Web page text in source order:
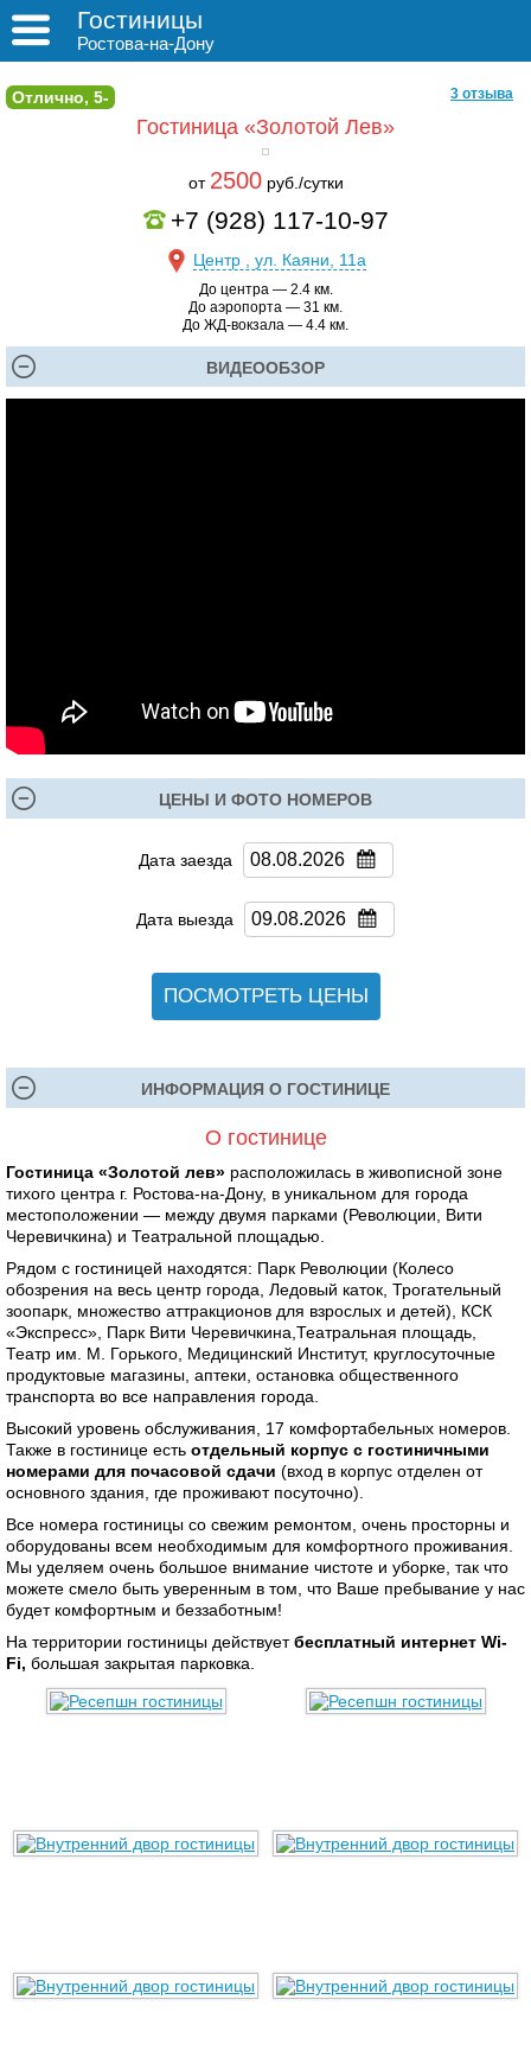
Гостиницы
Ростова-на-Дону
3 отзыва
Отлично, 5-
Гостиница «Золотой Лев»
от 2500руб./сутки
+7 (928) 117-10-97
Центр , ул. Каяни, 11а
До центра — 2.4 км.
До аэропорта — 31 км.
До ЖД-вокзала — 4.4 км.
ВИДЕООБЗОР
ЦЕНЫ И ФОТО НОМЕРОВ
Дата заезда
Дата выезда
ПОСМОТРЕТЬ ЦЕНЫ
ИНФОРМАЦИЯ О ГОСТИНИЦЕ
О гостинице
Гостиница «Золотой лев» расположилась в живописной зоне
тихого центра г. Ростова-на-Дону, в уникальном для города
местоположении — между двумя парками (Революции, Вити
Черевичкина) и Театральной площадью.
Рядом с гостиницей находятся: Парк Революции (Колесо
обозрения на весь центр города, Ледовый каток, Трогательный
зоопарк, множество аттракционов для взрослых и детей), КСК
«Экспресс», Парк Вити Черевичкина,Театральная площадь,
Театр им. М. Горького, Медицинский Институт, круглосуточные
продуктовые магазины, аптеки, остановка общественного
транспорта во все направления города.
Высокий уровень обслуживания, 17 комфортабельных номеров.
Также в гостинице есть отдельный корпус с гостиничными
номерами для почасовой сдачи (вход в корпус отделен от
основного здания, где проживают посуточно).
Все номера гостиницы со свежим ремонтом, очень просторны и
оборудованы всем необходимым для комфортного проживания.
Мы уделяем очень большое внимание чистоте и уборке, так что
можете смело быть уверенным в том, что Ваше пребывание у нас
будет комфортным и беззаботным!
На территории гостиницы действуетбесплатный интернет Wi-
Fi, большая закрытая парковка.